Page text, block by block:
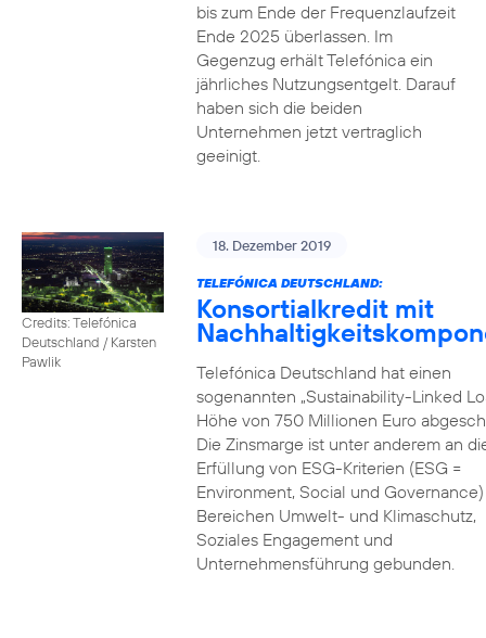
bis zum Ende der Frequenzlaufzeit
Ende 2025 überlassen. Im
Gegenzug erhält Telefónica ein
jährliches Nutzungsentgelt. Darauf
haben sich die beiden
Unternehmen jetzt vertraglich
geeinigt.
Credits: Telefónica
Deutschland / Karsten
Pawlik
18. Dezember 2019
TELEFÓNICA DEUTSCHLAND:
Konsortialkredit mit
Telefónica Deutschland hat einen
sogenannten „Sustainability-Linked
Höhe von 750 Millionen Euro
Die Zinsmarge ist unter anderem an
Erfüllung von ESG-Kriterien (ESG =
Environment, Social und
Bereichen Umwelt- und Klimaschutz,
Soziales Engagement und
Unternehmensführung gebunden.